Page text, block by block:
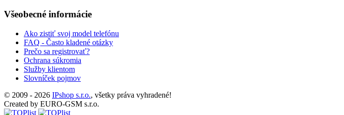
Všeobecné informácie
Ako zistiť svoj model telefónu
FAQ - Často kladené otázky
Prečo sa registrovať?
Ochrana súkromia
Služby klientom
Slovníček pojmov
© 2009 - 2026 IPshop s.r.o., všetky práva vyhradené!
Created by EURO-GSM s.r.o.